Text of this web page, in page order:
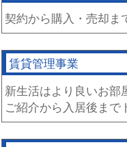
契約から購入・売却ま
賃貸管理事業
新生活はより良いお部
ご紹介から入居後まで